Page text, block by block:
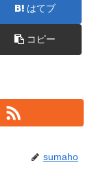
はてブ
コピー
sumaho